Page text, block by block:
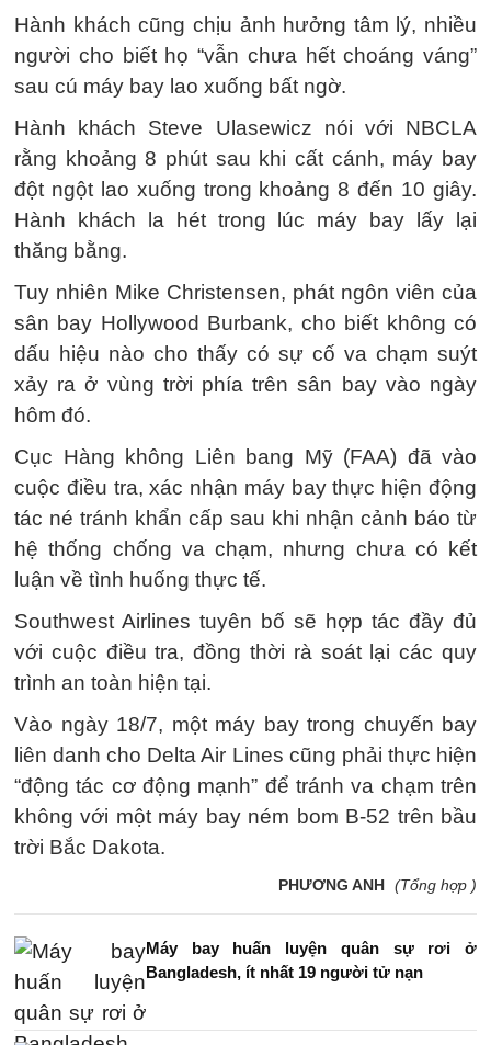
Hành khách cũng chịu ảnh hưởng tâm lý, nhiều
người cho biết họ “vẫn chưa hết choáng váng”
sau cú máy bay lao xuống bất ngờ.
Hành khách Steve Ulasewicz nói với NBCLA
rằng khoảng 8 phút sau khi cất cánh, máy bay
đột ngột lao xuống trong khoảng 8 đến 10 giây.
Hành khách la hét trong lúc máy bay lấy lại
thăng bằng.
Tuy nhiên Mike Christensen, phát ngôn viên của
sân bay Hollywood Burbank, cho biết không có
dấu hiệu nào cho thấy có sự cố va chạm suýt
xảy ra ở vùng trời phía trên sân bay vào ngày
hôm đó.
Cục Hàng không Liên bang Mỹ (FAA) đã vào
cuộc điều tra, xác nhận máy bay thực hiện động
tác né tránh khẩn cấp sau khi nhận cảnh báo từ
hệ thống chống va chạm, nhưng chưa có kết
luận về tình huống thực tế.
Southwest Airlines tuyên bố sẽ hợp tác đầy đủ
với cuộc điều tra, đồng thời rà soát lại các quy
trình an toàn hiện tại.
Vào ngày 18/7, một máy bay trong chuyến bay
liên danh cho Delta Air Lines cũng phải thực hiện
“động tác cơ động mạnh” để tránh va chạm trên
không với một máy bay ném bom B-52 trên bầu
trời Bắc Dakota.
PHƯƠNG ANH (Tổng hợp )
Máy bay huấn luyện quân sự rơi ở
Bangladesh, ít nhất 19 người tử nạn